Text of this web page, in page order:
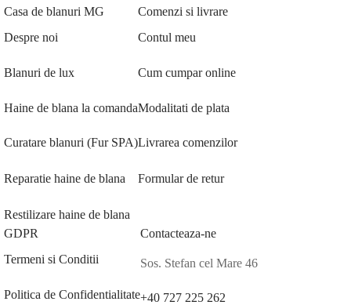
Casa de blanuri MG
Despre noi
Blanuri de lux
Haine de blana la comanda
Curatare blanuri (Fur SPA)
Reparatie haine de blana
Restilizare haine de blana
Comenzi si livrare
Contul meu
Cum cumpar online
Modalitati de plata
Livrarea comenzilor
Formular de retur
GDPR
Termeni si Conditii
Politica de Confidentialitate
Contacteaza-ne
Sos. Stefan cel Mare 46
+40 727 225 262